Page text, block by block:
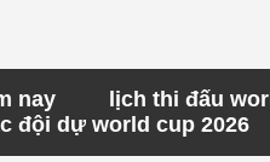
nay lịch thi đấu
đội dự world cup 2026